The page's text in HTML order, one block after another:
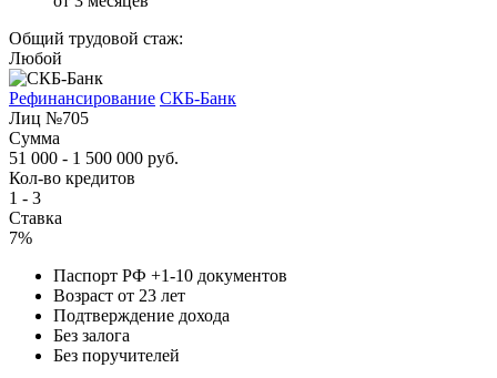
Общий трудовой стаж:
Любой
Рефинансирование СКБ-Банк
Лиц №705
Сумма
51 000 - 1 500 000 руб.
Кол-во кредитов
1 - 3
Ставка
7%
Паспорт РФ +1-10 документов
Возраст от 23 лет
Подтверждение дохода
Без залога
Без поручителей